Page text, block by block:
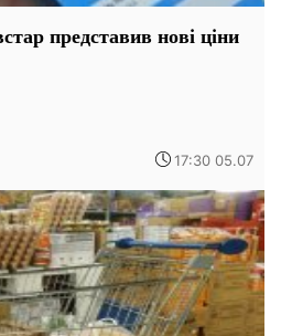
представив нові ціни
17:30 05.07